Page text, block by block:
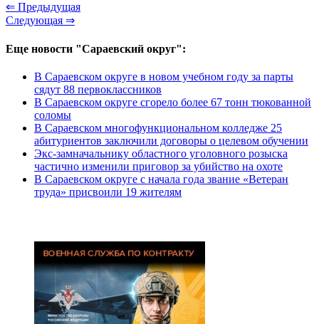
⇐ Предыдущая
Следующая ⇒
Еще новости "Сараевский округ":
В Сараевском округе в новом учебном году за парты
сядут 88 первоклассников
В Сараевском округе сгорело более 67 тонн тюкованной
соломы
В Сараевском многофункциональном колледже 25
абитуриентов заключили договоры о целевом обучении
Экс-замначальнику областного уголовного розыска
частично изменили приговор за убийство на охоте
В Сараевском округе с начала года звание «Ветеран
труда» присвоили 19 жителям